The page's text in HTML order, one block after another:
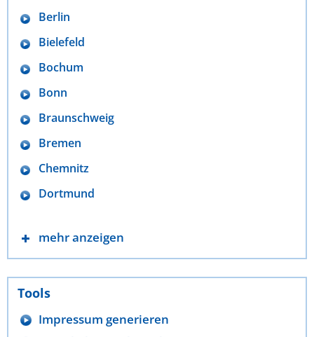
Berlin
Bielefeld
Bochum
Bonn
Braunschweig
Bremen
Chemnitz
Dortmund
mehr anzeigen
Tools
Impressum generieren